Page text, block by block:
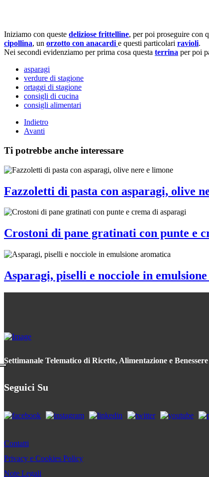
Iniziamo con queste deliziose frittelline, per poi proseguire con
cipollina, un orzotto con anacardi e questi particolari ravioli.
Nei secondi evidenziamo per prima cosa questa terrina per poi
asparagi
verdure di stagione
ortaggi di stagione
consigli di cucina
consigli alimentari
Indietro
Avanti
Ti potrebbe anche interessare
Fazzoletti di pasta con asparagi, olive
Crostoni di pane gratinati con punte e
Asparagi, piselli e nocciole in
Settimanale Telematico di Ricette, Alimentazione e Benessere
Seguici Su
Contatti
Privacy e Cookies Policy
Note Legali